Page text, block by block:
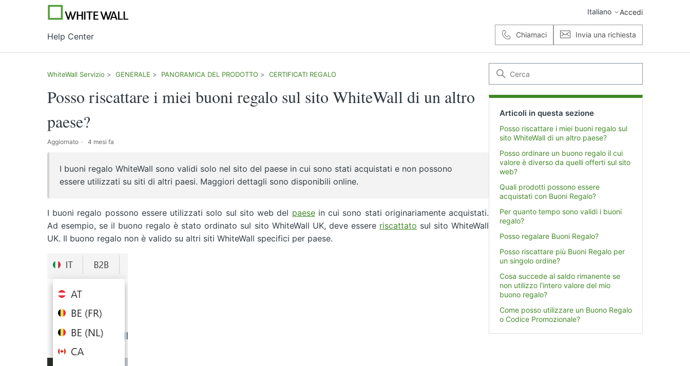
Italiano Accedi
Help Center Chiamaci Invia una richiesta
WhiteWall Servizio GENERALE PANORAMICA DEL PRODOTTO CERTIFICATI REGALO
Articoli in questa sezione
Posso riscattare i miei buoni regalo sul
sito WhiteWall di un altro paese?
Posso ordinare un buono regalo il cui
valore è diverso da quelli offerti sul sito
web?
Quali prodotti possono essere
acquistati con Buoni Regalo?
Per quanto tempo sono validi i buoni
regalo?
Posso regalare Buoni Regalo?
Posso riscattare più Buoni Regalo per
un singolo ordine?
Cosa succede al saldo rimanente se
non utilizzo l'intero valore del mio
buono regalo?
Come posso utilizzare un Buono Regalo
o Codice Promozionale?
Posso riscattare i miei buoni regalo sul sito WhiteWall di un altro
paese?
Aggiornato 4 mesi fa
I buoni regalo WhiteWall sono validi solo nel sito del paese in cui sono stati acquistati e non possono
essere utilizzati su siti di altri paesi. Maggiori dettagli sono disponibili online.
I buoni regalo possono essere utilizzati solo sul sito web del paesein cui sono stati originariamente acquistati.
Ad esempio, se il buono regalo è stato ordinato sul sito WhiteWall UK, deve essere riscattato sul sito WhiteWall
UK. Il buono regalo non è valido su altri siti WhiteWall specifici per paese.